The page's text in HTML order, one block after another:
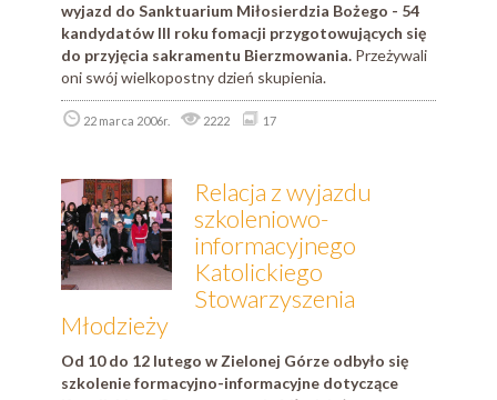
wyjazd do Sanktuarium Miłosierdzia Bożego - 54
kandydatów III roku fomacji przygotowujących się
do przyjęcia sakramentu Bierzmowania. Przeżywali
oni swój wielkopostny dzień skupienia.
22 marca 2006r. 2222 17
Relacja z wyjazdu
szkoleniowo-
informacyjnego
Katolickiego
Stowarzyszenia
Młodzieży
Od 10 do 12 lutego w Zielonej Górze odbyło się
szkolenie formacyjno-informacyjne dotyczące